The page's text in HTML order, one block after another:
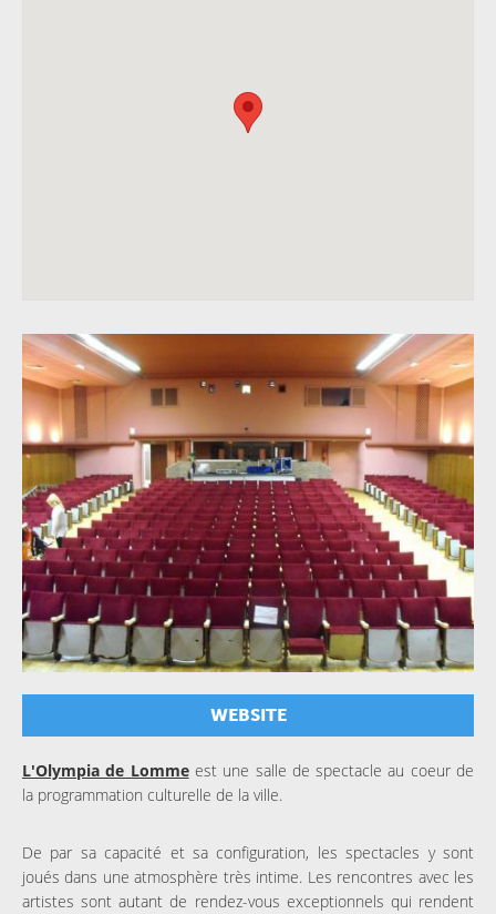
WEBSITE
L'Olympia de Lommeest une salle de spectacle au coeur de
la programmation culturelle de la ville.
De par sa capacité et sa configuration, les spectacles y sont
joués dans une atmosphère très intime. Les rencontres avec les
artistes sont autant de rendez-vous exceptionnels qui rendent